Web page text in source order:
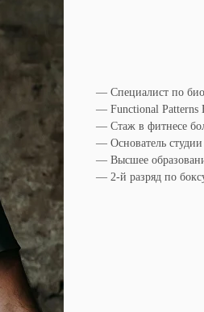
— Специалист по
— Functional Patterns
— Стаж в фитнесе
— Основатель
— Высшее
— 2-й разряд по